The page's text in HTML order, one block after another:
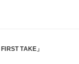
TAKE」